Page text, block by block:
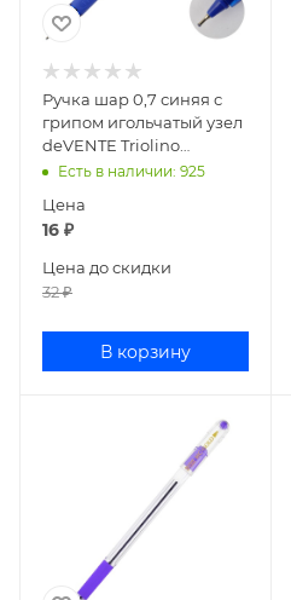
Ручка шар 0,7 синяя с
грипом игольчатый узел
deVENTE Triolino
Translucent 5073842
Есть в наличии: 925
Цена
16 ₽
Цена до скидки
32₽
В корзину